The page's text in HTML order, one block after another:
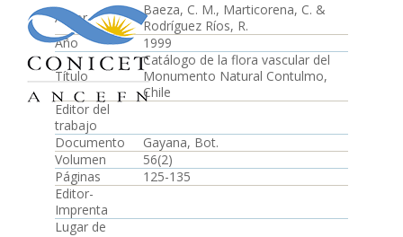
Autor
Baeza, C. M., Marticorena, C. &
Rodríguez Ríos, R.
Año
1999
Título
Catálogo de la flora vascular del
Monumento Natural Contulmo,
Chile
Editor del
trabajo
Documento
Gayana, Bot.
Volumen
56(2)
Páginas
125-135
Editor-
Imprenta
Lugar de